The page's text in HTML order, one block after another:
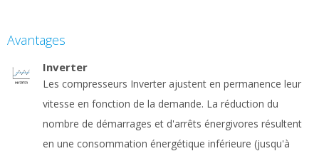
Avantages
Inverter
Les compresseurs Inverter ajustent en permanence leur
vitesse en fonction de la demande. La réduction du
nombre de démarrages et d'arrêts énergivores résultent
en une consommation énergétique inférieure (jusqu'à